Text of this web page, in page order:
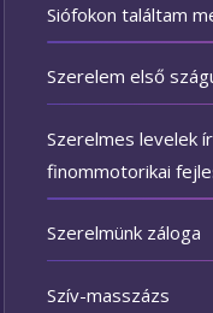
Siófokon találtam
Szerelem első
Szerelmes levelek
finommotorikai
Szerelmünk záloga
Szív-masszázs